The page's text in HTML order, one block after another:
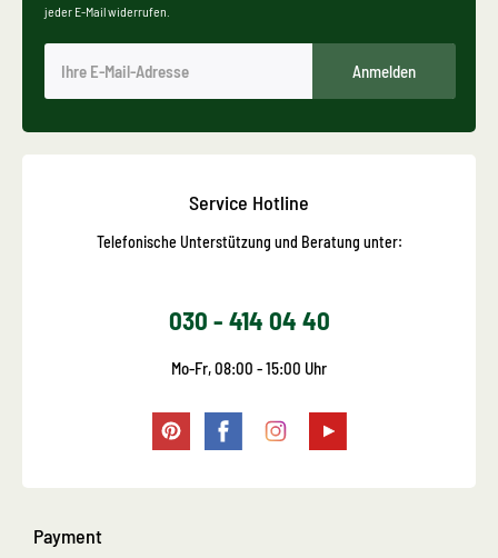
jeder E-Mail widerrufen.
Anmelden
Service Hotline
Telefonische Unterstützung und Beratung unter:
030 - 414 04 40
Mo-Fr, 08:00 - 15:00 Uhr
Payment